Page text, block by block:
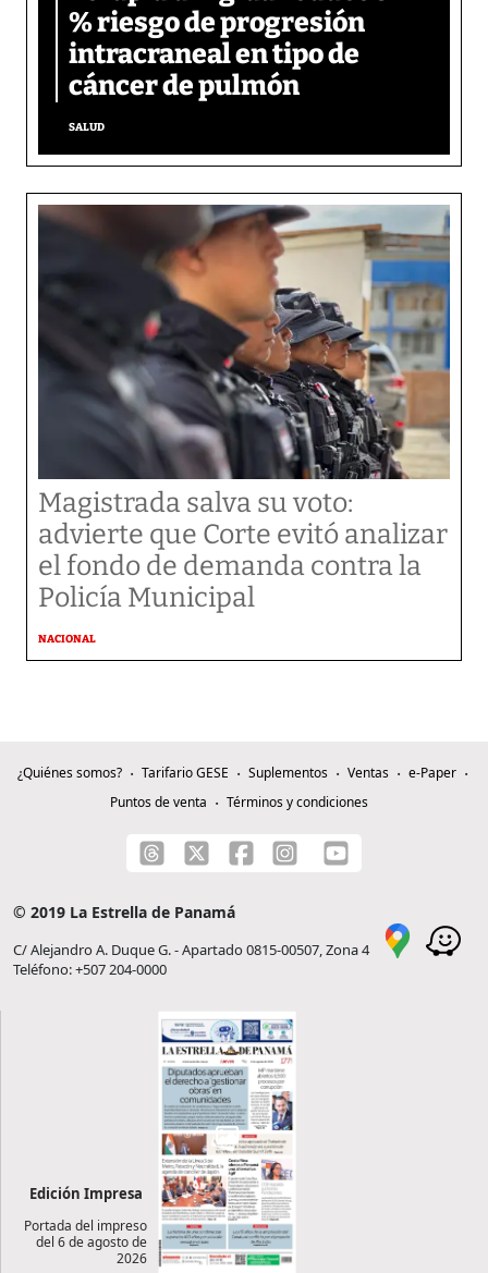
% riesgo de progresión
intracraneal en tipo de
cáncer de pulmón
SALUD
Magistrada salva su voto:
advierte que Corte evitó analizar
el fondo de demanda contra la
Policía Municipal
NACIONAL
¿Quiénes somos? Tarifario GESE Suplementos Ventas
e-Paper
Puntos de venta
Términos y condiciones
© 2019 La Estrella de Panamá
C/ Alejandro A. Duque G. - Apartado 0815-00507, Zona 4
Teléfono: +507 204-0000
Edición Impresa
Portada del impreso
del 6 de agosto de
2026